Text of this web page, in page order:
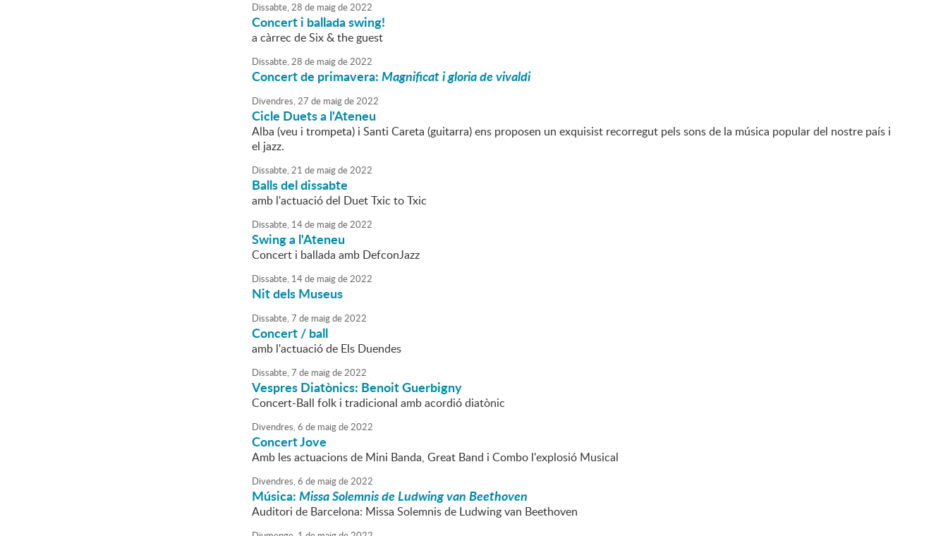
Dissabte,28 de maigde2022
Concert i ballada swing!
a càrrec de Six & the guest
Dissabte,28 de maigde2022
Concert de primavera:Magnificat i gloria de vivaldi
Divendres,27 de maigde2022
Cicle Duets a l'Ateneu
Alba (veu i trompeta) i Santi Careta (guitarra) ens proposen un exquisist recorregut pels sons de la música popular del nostre país i
el jazz.
Dissabte,21 de maigde2022
Balls del dissabte
amb l'actuació del Duet Txic to Txic
Dissabte, 14de maigde2022
Swing a l'Ateneu
Concert i ballada amb DefconJazz
Dissabte, 14de maigde2022
Nit dels Museus
Dissabte,7 de maigde2022
Concert / ball
amb l'actuació de Els Duendes
Dissabte,7 de maigde2022
Vespres Diatònics: Benoit Guerbigny
Concert-Ball folk i tradicional amb acordió diatònic
Divendres,6 de maigde2022
Concert Jove
Amb les actuacions de Mini Banda, Great Band i Combo l'explosió Musical
Divendres,6 de maigde2022
Música:Missa Solemnis de Ludwing van Beethoven
Auditori de Barcelona: Missa Solemnis de Ludwing van Beethoven